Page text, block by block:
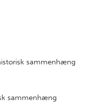
sammenhæng
sammenhæng